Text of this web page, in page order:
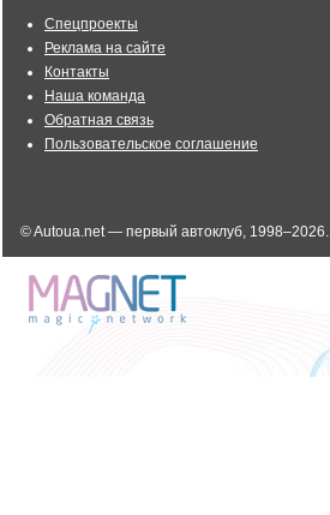
Спецпроекты
Реклама на сайте
Контакты
Наша команда
Обратная связь
Пользовательское соглашение
© Autoua.net — первый автоклуб, 1998–2026.